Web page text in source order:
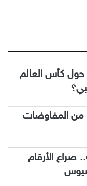
حول كأس العالم
من المفاوضات
صراع الأرقام